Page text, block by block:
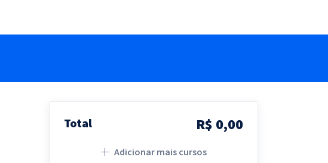
Total R$ 0,00
Adicionar mais cursos